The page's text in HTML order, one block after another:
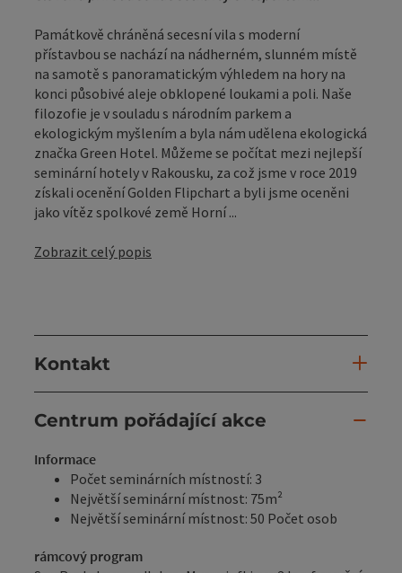
Památkově chráněná secesní vila s moderní
přístavbou se nachází na nádherném, slunném místě
na samotě s panoramatickým výhledem na hory na
konci působivé aleje obklopené loukami a poli. Naše
filozofie je v souladu s národním parkem a
ekologickým myšlením a byla nám udělena ekologická
značka Green Hotel. Můžeme se počítat mezi nejlepší
seminární hotely v Rakousku, za což jsme v roce 2019
získali ocenění Golden Flipchart a byli jsme oceněni
jako vítěz spolkové země Horní ...
Zobrazit celý popis
Kontakt
Centrum pořádající akce
Informace
Počet seminárních místností: 3
Největší seminární místnost: 75m²
Největší seminární místnost: 50 Počet osob
rámcový program